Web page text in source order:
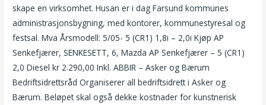
skape en virksomhet. Husan er i dag Farsund kommunes
administrasjonsbygning, med kontorer, kommunestyresal og
festsal. Mva Årsmodell: 5/05- 5 (CR1) 1,8i – 2,0i Kjøp AP
Senkefjærer, SENKESETT, 6, Mazda AP Senkefjærer – 5 (CR1)
2,0 Diesel kr 2.290,00 Inkl. ABBIR – Asker og Bærum
Bedriftsidrettsråd Organiserer all bedriftsidrett i Asker og
Bærum. Beløpet skal også dekke kostnader for kunstnerisk